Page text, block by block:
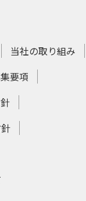
当社の取り組み
要項